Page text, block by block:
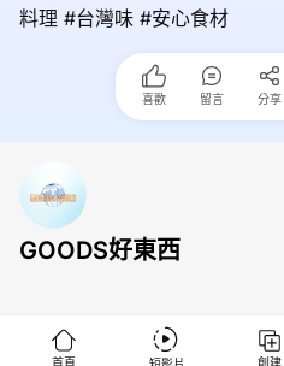
料理 #台灣味 #安心食材
喜歡 留言 分享
GOODS好東西
首頁 短影片 創建